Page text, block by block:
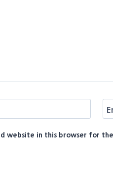
website in this browser for